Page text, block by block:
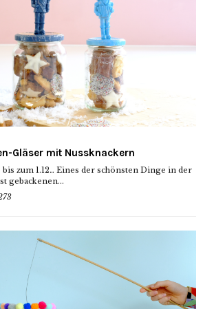
Gläser mit Nussknackern
zum 1.12… Eines der schönsten Dinge in der
gebackenen...